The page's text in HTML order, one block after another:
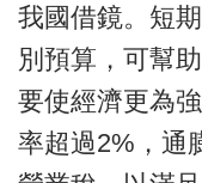
我國借鏡。短
別預算，可幫
要使經濟更為
率超過2%，通